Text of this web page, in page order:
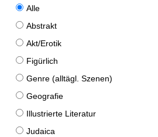
Alle
Abstrakt
Akt/Erotik
Figürlich
Genre (alltägl. Szenen)
Geografie
Illustrierte Literatur
Judaica